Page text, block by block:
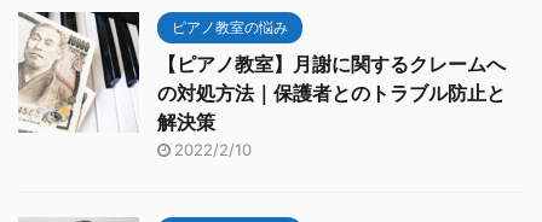
ピアノ教室の悩み
【ピアノ教室】月謝に関するクレームへ
の対処方法｜保護者とのトラブル防止と
解決策
2022/2/10